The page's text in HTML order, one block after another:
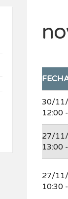
30/
12:00
27/
13:00
27/
10:30